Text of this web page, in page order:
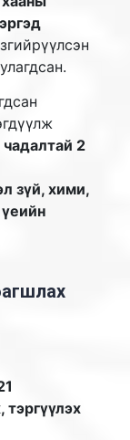
чадалтай 2
зүй, хими,
тэргүүлэх